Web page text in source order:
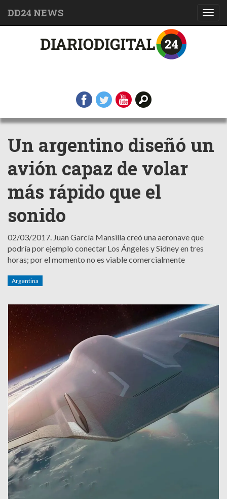
DD24 NEWS
Un argentino diseñó un
avión capaz de volar
más rápido que el
sonido
02/03/2017. Juan García Mansilla creó una aeronave que
podría por ejemplo conectar Los Ángeles y Sidney en tres
horas; por el momento no es viable comercialmente
Argentina